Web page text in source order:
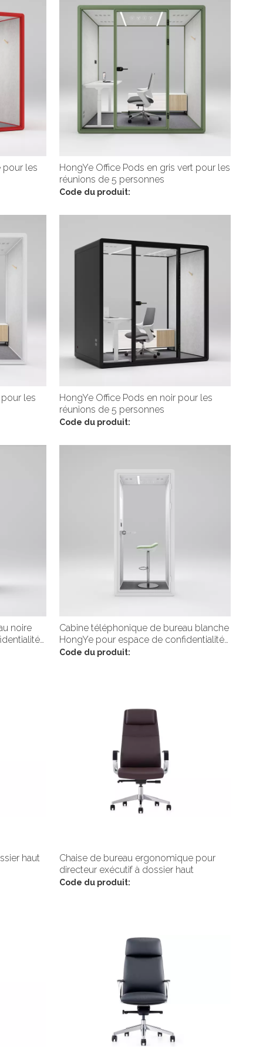
pour les
HongYe Office Pods en gris vert pour les
réunions de 5 personnes
Code du produit:
les
HongYe Office Pods en noir pour les
réunions de 5 personnes
Code du produit:
noire
Cabine téléphonique de bureau blanche
HongYe pour espace de confidentialité
pour une seule personne
Code du produit:
haut
Chaise de bureau ergonomique pour
directeur exécutif à dossier haut
Code du produit: